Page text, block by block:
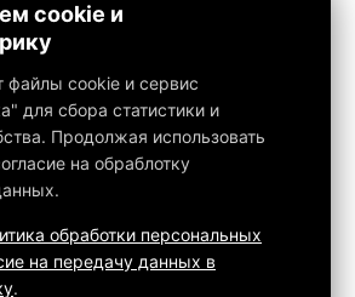
Павловский Посад, дер. Фатеево, д. 3П,
cookie и
файлы cookie и сервис
для сбора статистики и
Продолжая использовать
на обраблотку
обработки персональных
на передачу данных в
.